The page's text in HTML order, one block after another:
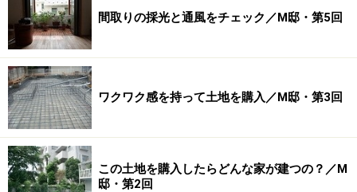
間取りの採光と通風をチェック／M邸・第5回
ワクワク感を持って土地を購入／M邸・第3回
この土地を購入したらどんな家が建つの？／M
邸・第2回